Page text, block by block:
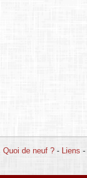
Quoi de neuf ?- Liens -